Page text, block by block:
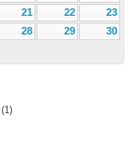
21 22
23
28 29
30
(1)